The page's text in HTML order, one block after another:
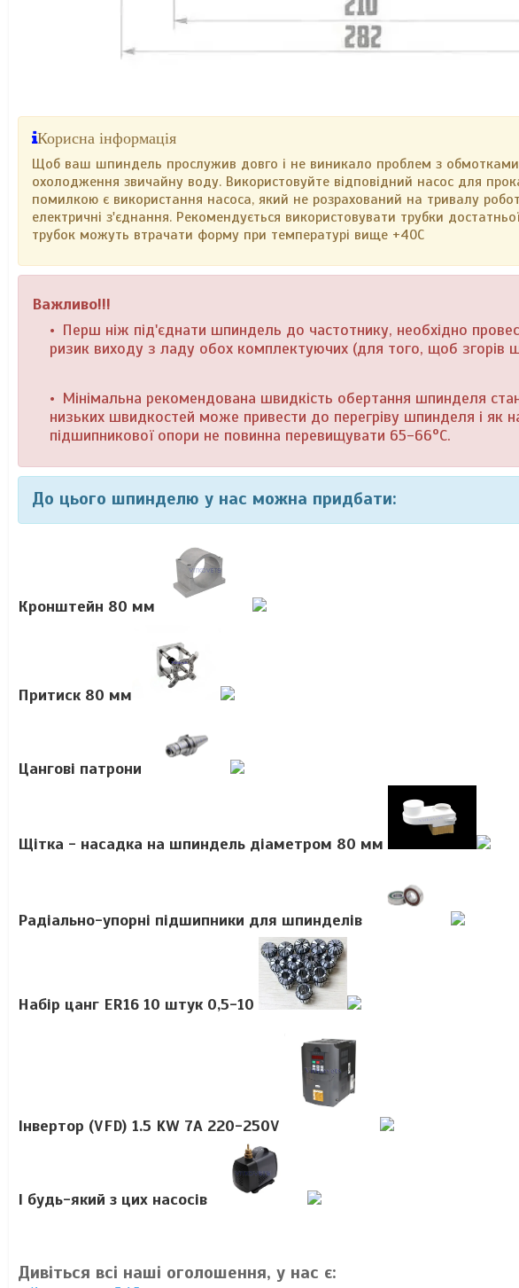
Корисна інформація
Щоб ваш шпиндель прослужив довго і не виникало проблем з обмотками
охолодження звичайну воду. Використовуйте відповідний насос для
помилкою є використання насоса, який не розрахований на тривалу
електричні з'єднання. Рекомендується використовувати трубки
трубок можуть втрачати форму при температурі вище +40С
Важливо!!!
Перш ніж під'єднати шпиндель до частотнику, необхідно
ризик виходу з ладу обох комплектуючих (для того, щоб згорів
Мінімальна рекомендована швидкість обертання шпинделя
низьких швидкостей може привести до перегріву шпинделя і як
підшипникової опори не повинна перевищувати 65-66°С.
До цього шпинделю у нас можна придбати:
Кронштейн 80 мм
Притиск 80 мм
Цангові патрони
Щітка - насадка на шпиндель діаметром 80 мм
Радіально-упорні підшипники для шпинделів
Набір цанг ER16 10 штук 0,5-10
Інвертор (VFD) 1.5 KW 7A 220-250V
І будь-який з цих насосів
Дивіться всі наші оголошення, у нас є: